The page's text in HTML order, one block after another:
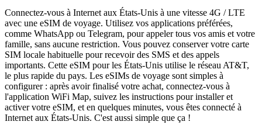
Connectez-vous à Internet aux États-Unis à une vitesse 4G / LTE
avec une eSIM de voyage. Utilisez vos applications préférées,
comme WhatsApp ou Telegram, pour appeler tous vos amis et votre
famille, sans aucune restriction. Vous pouvez conserver votre carte
SIM locale habituelle pour recevoir des SMS et des appels
importants. Cette eSIM pour les États-Unis utilise le réseau AT&T,
le plus rapide du pays. Les eSIMs de voyage sont simples à
configurer : après avoir finalisé votre achat, connectez-vous à
l'application WiFi Map, suivez les instructions pour installer et
activer votre eSIM, et en quelques minutes, vous êtes connecté à
Internet aux États-Unis. C'est aussi simple que ça !